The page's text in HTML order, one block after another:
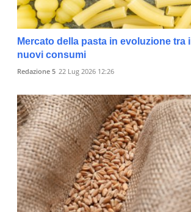
Mercato della pasta in evoluzione tra
nuovi consumi
Redazione 5 22 Lug 2026 12:26